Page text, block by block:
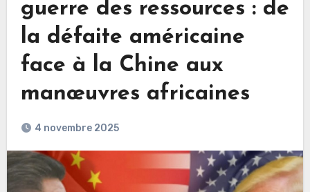
guerre des ressources : de
la défaite américaine
face à la Chine aux
manœuvres africaines
4 novembre 2025